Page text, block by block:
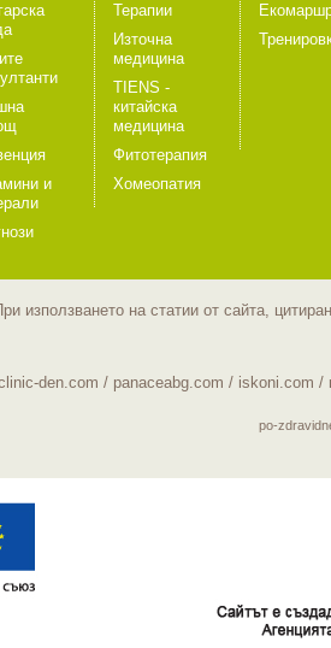
и
Терапии
Източна
медицина
TIENS -
китайска
медицина
Фитотерапия
Хомеопатия
използването на статии от сайта,
den.com / panaceabg.com / iskoni.com /
po-